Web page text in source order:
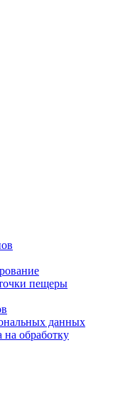
пещеры
данных
на обработку